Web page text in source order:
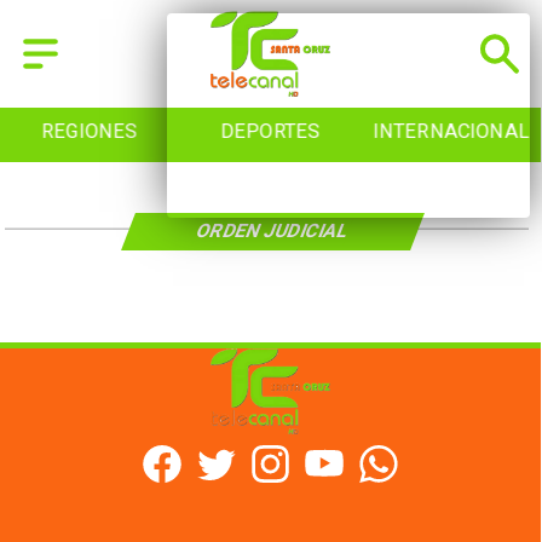
REGIONES DEPORTES INTERNACIONAL
ORDEN JUDICIAL